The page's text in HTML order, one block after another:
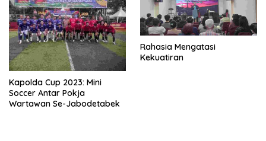
Kapolda Cup 2023: Mini
Soccer Antar Pokja
Wartawan Se-Jabodetabek
Rahasia Mengatasi
Kekuatiran